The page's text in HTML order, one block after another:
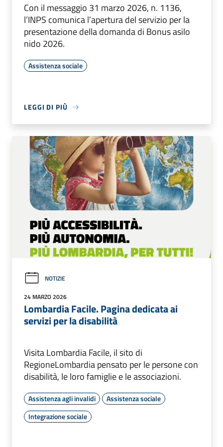
Con il messaggio 31 marzo 2026, n. 1136,
l’INPS comunica l’apertura del servizio per la
presentazione della domanda di Bonus asilo
nido 2026.
Assistenza sociale
LEGGI DI PIÙ
NOTIZIE
24 MARZO 2026
Lombardia Facile. Pagina dedicata ai
servizi per la disabilità
Visita Lombardia Facile, il sito di
RegioneLombardia pensato per le persone con
disabilità, le loro famiglie e le associazioni.
Assistenza agli invalidi
Assistenza sociale
Integrazione sociale